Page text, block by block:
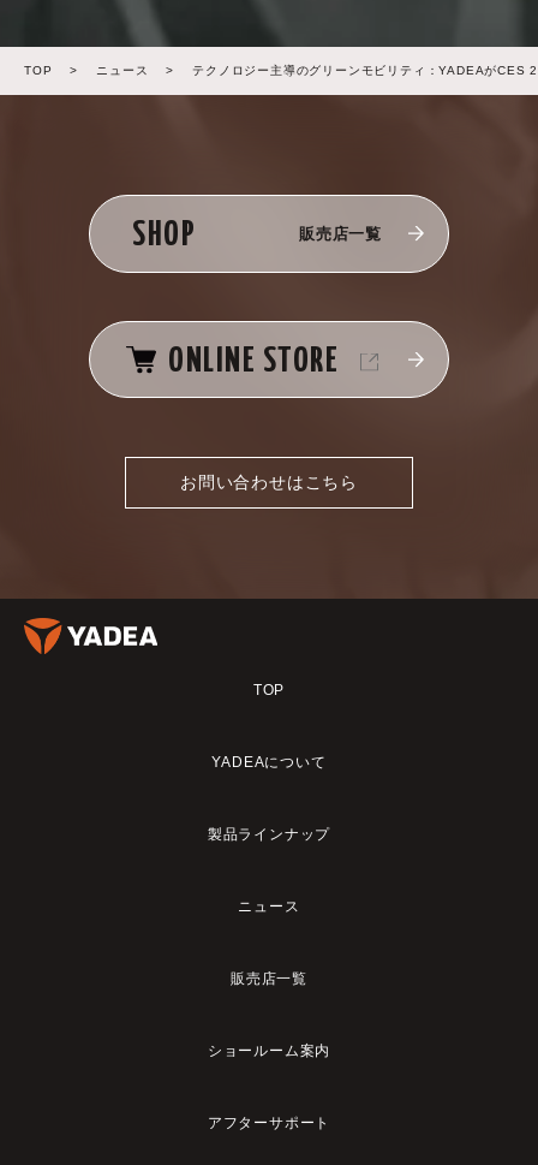
TOP > ニュース > テクノロジー主導のグリーンモビリティ：YADEAがCES
SHOP 販売店一覧
ONLINE STORE
お問い合わせはこちら
TOP
YADEAについて
製品ラインナップ
ニュース
販売店一覧
ショールーム案内
アフターサポート